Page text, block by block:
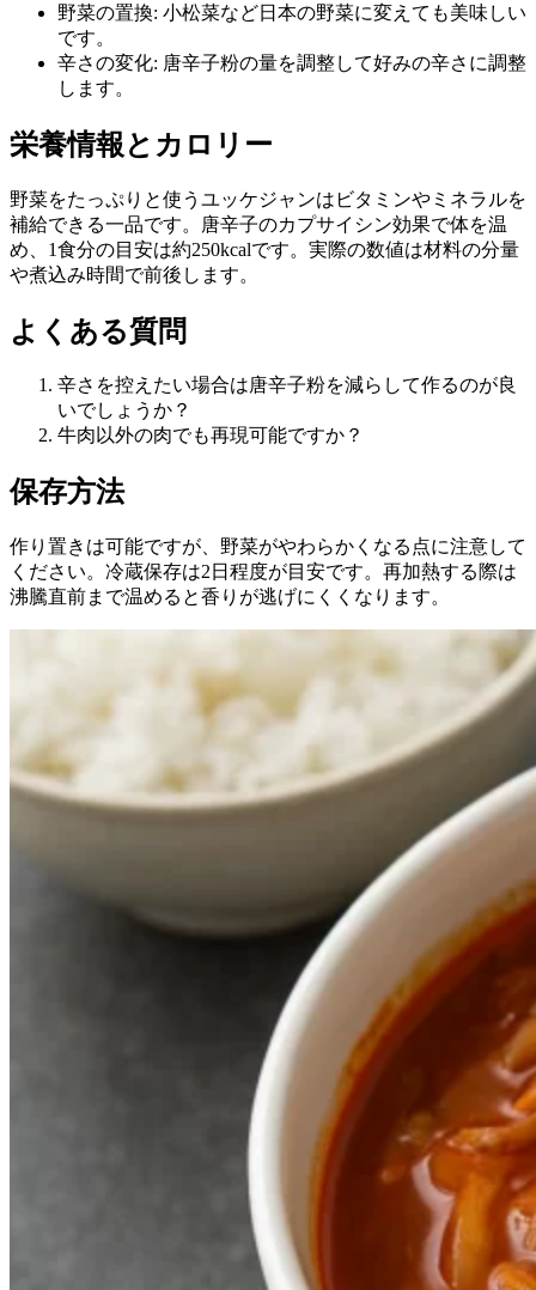
野菜の置換: 小松菜など日本の野菜に変えても美味しい
です。
辛さの変化: 唐辛子粉の量を調整して好みの辛さに調整
します。
栄養情報とカロリー
野菜をたっぷりと使うユッケジャンはビタミンやミネラルを
補給できる一品です。唐辛子のカプサイシン効果で体を温
め、1食分の目安は約250kcalです。実際の数値は材料の分量
や煮込み時間で前後します。
よくある質問
辛さを控えたい場合は唐辛子粉を減らして作るのが良
いでしょうか？
牛肉以外の肉でも再現可能ですか？
保存方法
作り置きは可能ですが、野菜がやわらかくなる点に注意して
ください。冷蔵保存は2日程度が目安です。再加熱する際は
沸騰直前まで温めると香りが逃げにくくなります。